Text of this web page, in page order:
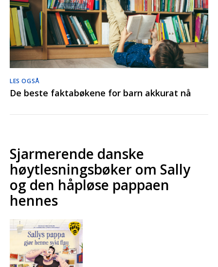
LES OGSÅ
De beste faktabøkene for barn akkurat nå
Sjarmerende danske
høytlesningsbøker om Sally
og den håpløse pappaen
hennes